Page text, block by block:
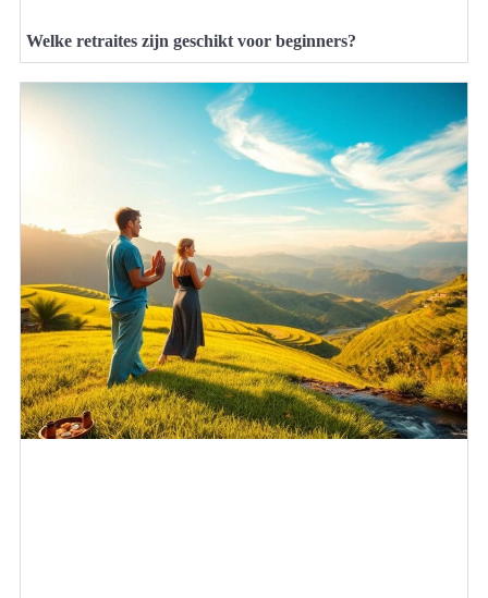
Welke retraites zijn geschikt voor beginners?